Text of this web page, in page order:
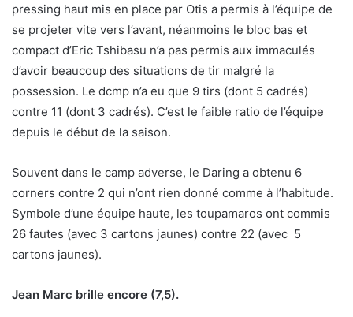
pressing haut mis en place par Otis a permis à l’équipe de
se projeter vite vers l’avant, néanmoins le bloc bas et
compact d’Eric Tshibasu n’a pas permis aux immaculés
d’avoir beaucoup des situations de tir malgré la
possession. Le dcmp n’a eu que 9 tirs (dont 5 cadrés)
contre 11 (dont 3 cadrés). C’est le faible ratio de l’équipe
depuis le début de la saison.
Souvent dans le camp adverse, le Daring a obtenu 6
corners contre 2 qui n’ont rien donné comme à l’habitude.
Symbole d’une équipe haute, les toupamaros ont commis
26 fautes (avec 3 cartons jaunes) contre 22 (avec 5
cartons jaunes).
Jean Marc brille encore (7,5).